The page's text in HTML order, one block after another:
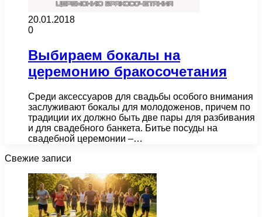
20.01.2018
0
Выбираем бокалы на
церемонию бракосочетания
Среди аксессуаров для свадьбы особого внимания
заслуживают бокалы для молодоженов, причем по
традиции их должно быть две пары для разбивания
и для свадебного банкета. Битье посуды на
свадебной церемонии –…
Свежие записи